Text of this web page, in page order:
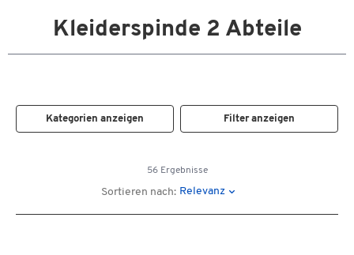
Kleiderspinde 2 Abteile
Kategorien anzeigen Filter anzeigen
56 Ergebnisse
Sortieren nach: Relevanz